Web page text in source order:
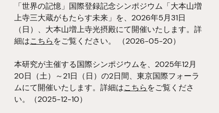
「世界の記憶」国際登録記念シンポジウム「大本山増
上寺三大蔵がもたらす未来」を、2026年5月31日
（日）、大本山増上寺光摂殿にて開催いたします。詳
細はこちらをご覧ください。 （2026-05-20）
本研究が主催する国際シンポジウムを、2025年12月
20日（土）～21日（日）の2日間、東京国際フォーラ
ムにて開催いたします。詳細はこちらをご覧 くださ
い。
（2025-12-10）